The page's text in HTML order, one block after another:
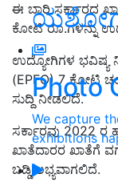
Photo
We capture
exhibitions
ಈ ಬಾರಿ ಸರ್ಕಾರದ
ಕೋಟಿ ರೂ.ಗಳನ್ನು
ಉದ್ಯೋಗಿಗಳ
(EPFO) 7 ಕೋಟಿ
ಸುದ್ದಿ ನೀಡಲಿದೆ.
ಸರ್ಕಾರವು 2022 ರ
ಖಾತೆದಾರರ ಖಾತೆಗೆ
ಬಡ್ಡಿ ಲಭ್ಯವಾಗಲಿದೆ.